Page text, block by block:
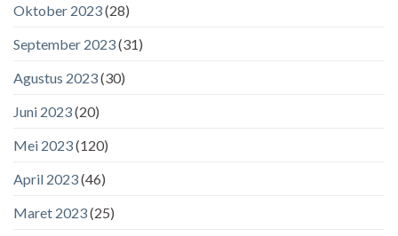
Oktober 2023(28)
September 2023(31)
Agustus 2023(30)
Juni 2023(20)
Mei 2023(120)
April 2023(46)
Maret 2023(25)